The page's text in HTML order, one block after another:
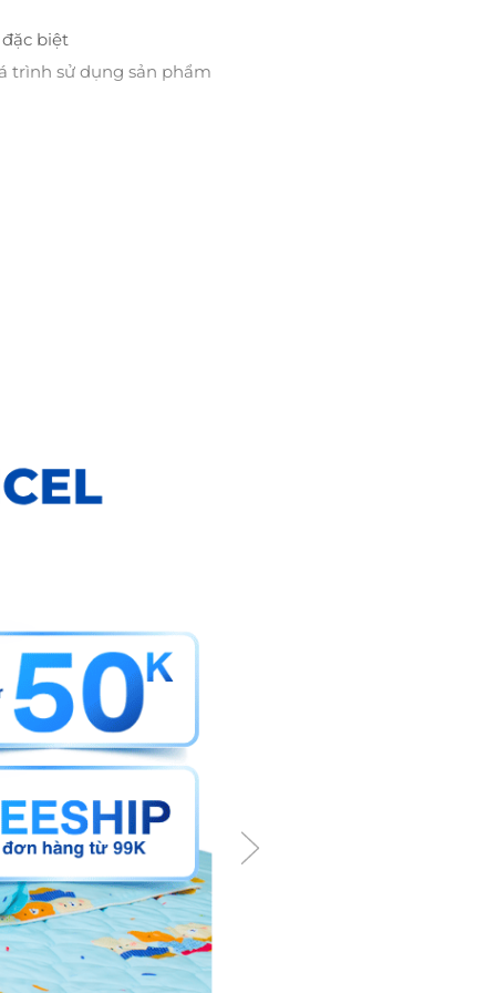
biệt
trình sử dụng sản phẩm
như các yêu tố khác